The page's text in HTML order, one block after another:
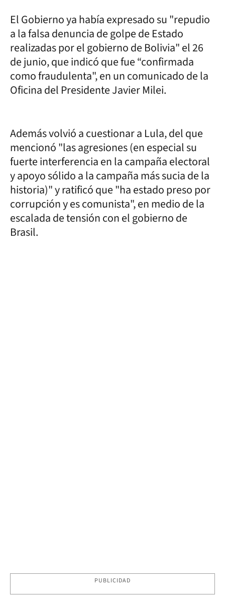
El Gobierno ya había expresado su "repudio
a la falsa denuncia de golpe de Estado
realizadas por el gobierno de Bolivia" el 26
de junio, que indicó que fue “confirmada
como fraudulenta", en un comunicado de la
Oficina del Presidente Javier Milei.
Además volvió a cuestionar a Lula, del que
mencionó "las agresiones (en especial su
fuerte interferencia en la campaña electoral
y apoyo sólido a la campaña más sucia de la
historia)" y ratificó que "ha estado preso por
corrupción y es comunista", en medio de la
escalada de tensión con el gobierno de
Brasil.
PUBLICIDAD